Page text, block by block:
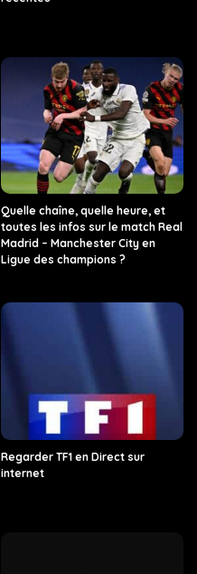
Quelle chaîne, quelle heure, et
toutes les infos sur le match Real
Madrid – Manchester City en
Ligue des champions ?
Regarder TF1 en Direct sur
internet